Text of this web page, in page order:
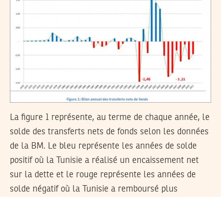
La figure 1 représente, au terme de chaque année, le
solde des transferts nets de fonds selon les données
de la BM. Le bleu représente les années de solde
positif où la Tunisie a réalisé un encaissement net
sur la dette et le rouge représente les années de
solde négatif où la Tunisie a remboursé plus